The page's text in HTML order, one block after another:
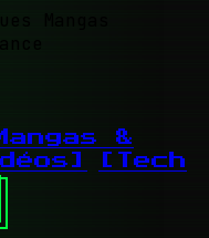
Mangas
&
[Tech